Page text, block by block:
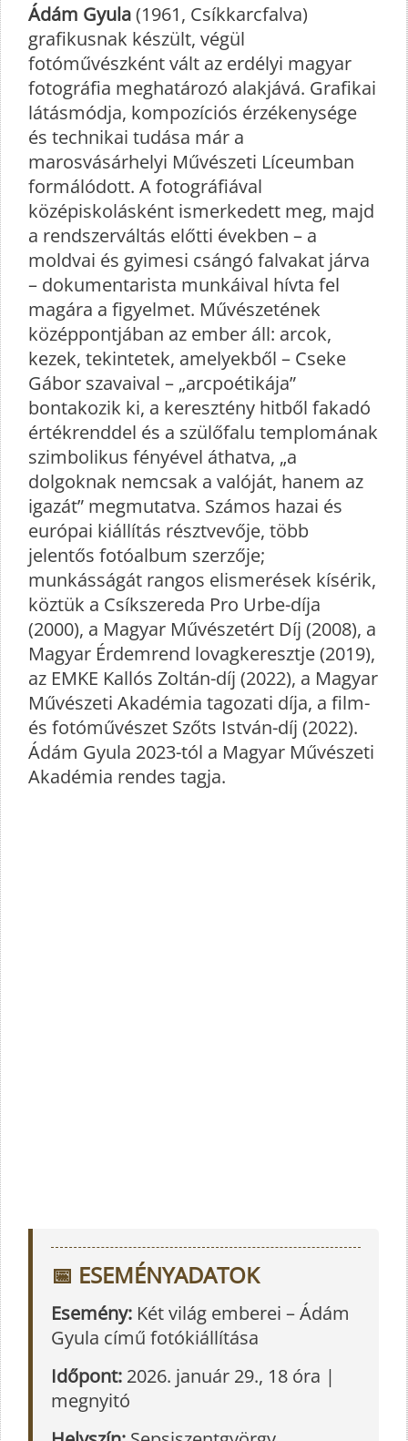
Ádám Gyula(1961, Csíkkarcfalva)
grafikusnak készült, végül
fotóművészként vált az erdélyi magyar
fotográfia meghatározó alakjává. Grafikai
látásmódja, kompozíciós érzékenysége
és technikai tudása már a
marosvásárhelyi Művészeti Líceumban
formálódott. A fotográfiával
középiskolásként ismerkedett meg, majd
a rendszerváltás előtti években – a
moldvai és gyimesi csángó falvakat járva
– dokumentarista munkáival hívta fel
magára a figyelmet. Művészetének
középpontjában az ember áll: arcok,
kezek, tekintetek, amelyekből – Cseke
Gábor szavaival – „arcpoétikája”
bontakozik ki, a keresztény hitből fakadó
értékrenddel és a szülőfalu templomának
szimbolikus fényével áthatva, „a
dolgoknak nemcsak a valóját, hanem az
igazát” megmutatva. Számos hazai és
európai kiállítás résztvevője, több
jelentős fotóalbum szerzője;
munkásságát rangos elismerések kísérik,
köztük a Csíkszereda Pro Urbe-díja
(2000), a Magyar Művészetért Díj (2008), a
Magyar Érdemrend lovagkeresztje (2019),
az EMKE Kallós Zoltán-díj (2022), a Magyar
Művészeti Akadémia tagozati díja, a film-
és fotóművészet Szőts István-díj (2022).
Ádám Gyula 2023-tól a Magyar Művészeti
Akadémia rendes tagja.
📅 ESEMÉNYADATOK
Esemény: Két világ emberei – Ádám
Gyula című fotókiállítása
Időpont: 2026. január 29., 18 óra |
megnyitó